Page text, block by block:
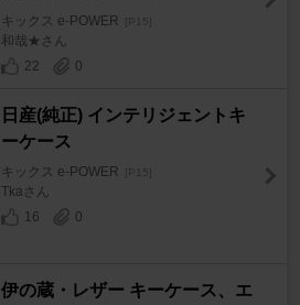
キックス e-POWER [P15]
和哉★さん
22
0
日産(純正) インテリジェントキ
ーケース
キックス e-POWER [P15]
Tkaさん
16
0
伊の蔵・レザー キーケース、エ